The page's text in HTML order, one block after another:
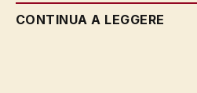
CONTINUA A LEGGERE